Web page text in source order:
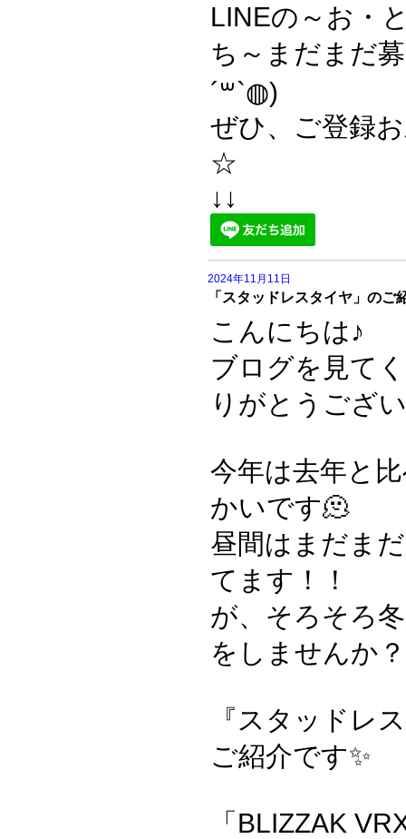
LINEの～お・
ち～まだまだ
´꒳`◍)
ぜひ、ご登録
☆
↓↓
2024年11月11日
「スタッドレスタイヤ」のご
こんにちは♪
ブログを見て
りがとうござ
今年は去年と
かいです🫠
昼間はまだま
てます！！
が、そろそろ
をしませんか？
『スタッドレ
ご紹介です✨
「BLIZZAK